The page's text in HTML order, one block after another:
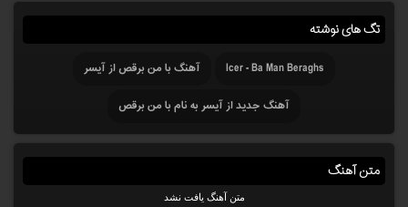
تگ های نوشته
Icer - Ba Man Beraghs
آهنگ با من برقص از آیسر
آهنگ جدید از آیسر به نام با من برقص
متن آهنگ
متن آهنگ یافت نشد